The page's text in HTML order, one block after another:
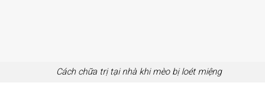
Cách chữa trị tại nhà khi mèo bị loét miệng